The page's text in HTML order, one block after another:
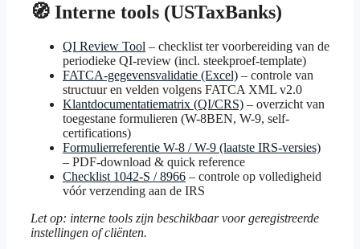
🧭 Interne tools (USTaxBanks)
QI Review Tool – checklist ter voorbereiding van de
periodieke QI-review (incl. steekproef-template)
FATCA-gegevensvalidatie (Excel) – controle van
structuur en velden volgens FATCA XML v2.0
Klantdocumentatiematrix (QI/CRS) – overzicht van
toegestane formulieren (W-8BEN, W-9, self-
certifications)
Formulierreferentie W-8 / W-9 (laatste IRS-versies)
– PDF-download & quick reference
Checklist 1042-S / 8966 – controle op volledigheid
vóór verzending aan de IRS
Let op: interne tools zijn beschikbaar voor geregistreerde
instellingen of cliënten.